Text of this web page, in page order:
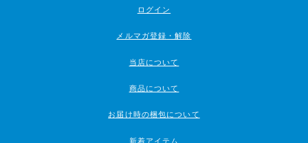
ログイン
メルマガ登録・解除
当店について
商品について
お届け時の梱包について
新着アイテム